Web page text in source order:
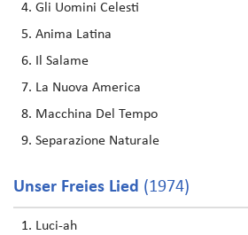
Gli Uomini Celesti
Anima Latina
Il Salame
La Nuova America
Macchina Del Tempo
Separazione Naturale
Unser Freies Lied (1974)
Luci-ah